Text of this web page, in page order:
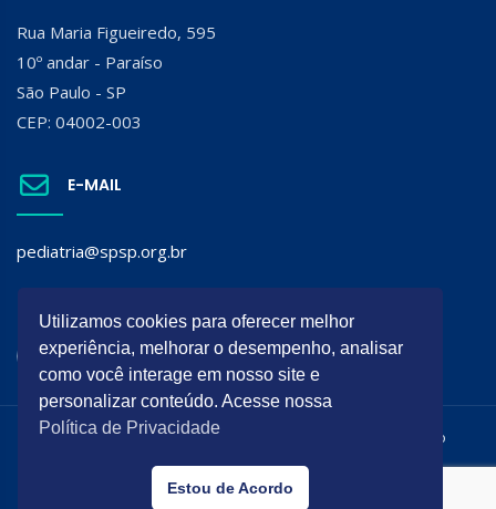
Rua Maria Figueiredo, 595
10º andar - Paraíso
São Paulo - SP
CEP: 04002-003
E-MAIL
pediatria@spsp.org.br
SIGA A SPSP:
Todos os direitos reservados. É permitida a reprodução do
conteúdo desta página desde que citada a origem.
Desenvolvido por
Utilizamos cookies para oferecer melhor
experiência, melhorar o desempenho, analisar
como você interage em nosso site e
personalizar conteúdo. Acesse nossa
Política de Privacidade
Estou de Acordo